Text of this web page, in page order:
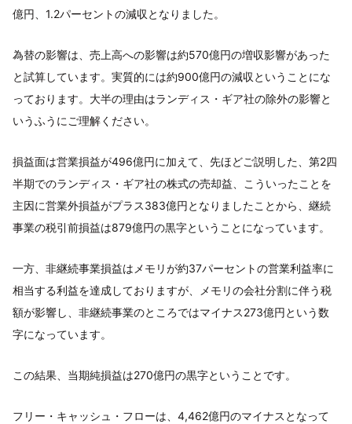
億円、1.2パーセントの減収となりました。
為替の影響は、売上高への影響は約570億円の増収影響があった
と試算しています。実質的には約900億円の減収ということにな
っております。大半の理由はランディス・ギア社の除外の影響と
いうふうにご理解ください。
損益面は営業損益が496億円に加えて、先ほどご説明した、第2四
半期でのランディス・ギア社の株式の売却益、こういったことを
主因に営業外損益がプラス383億円となりましたことから、継続
事業の税引前損益は879億円の黒字ということになっています。
一方、非継続事業損益はメモリが約37パーセントの営業利益率に
相当する利益を達成しておりますが、メモリの会社分割に伴う税
額が影響し、非継続事業のところではマイナス273億円という数
字になっています。
この結果、当期純損益は270億円の黒字ということです。
フリー・キャッシュ・フローは、4,462億円のマイナスとなって